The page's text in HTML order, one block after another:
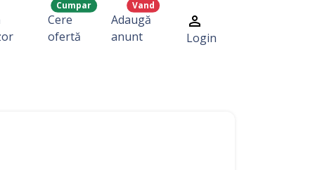
Cere
ofertă
Cumpar
Adaugă
anunt
Vand
Login